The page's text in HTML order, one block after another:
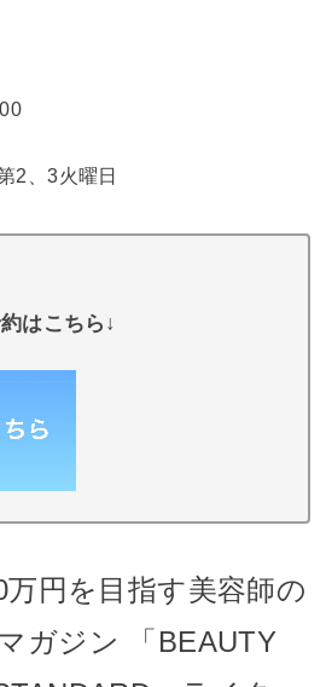
2、3火曜日
はこちら↓
万円を目指す美容師の
ガジン 「BEAUTY